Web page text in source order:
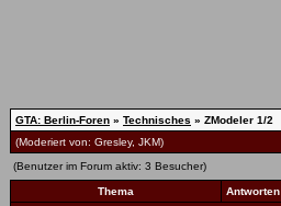
GTA: Berlin-Foren » Technisches » ZModeler 1/2
(Moderiert von: Gresley, JKM)
(Benutzer im Forum aktiv: 3 Besucher)
Thema Antworten